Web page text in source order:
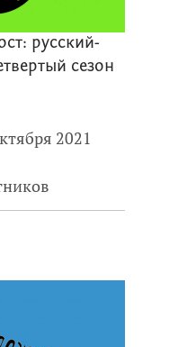
русский-
сезон
2021